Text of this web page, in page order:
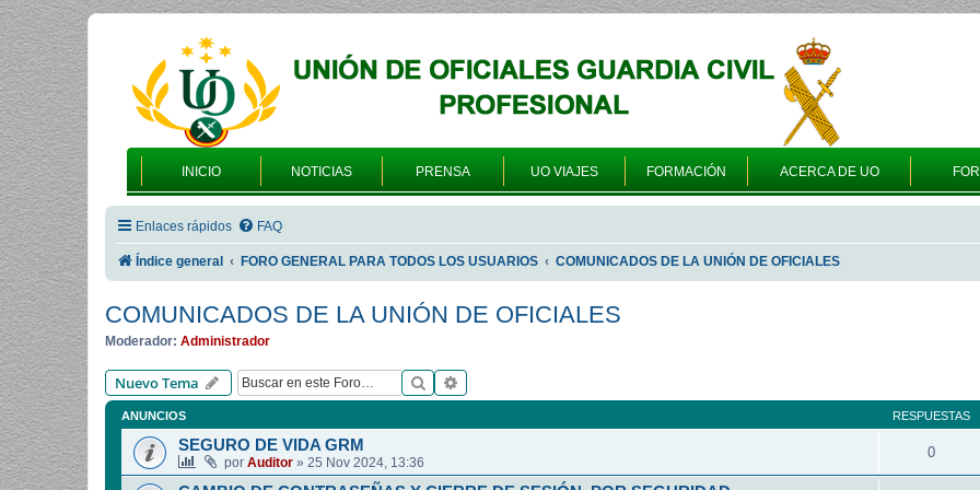
INICIO NOTICIAS PRENSA UO VIAJES FORMACIÓN ACERCA DE UO
Enlaces rápidos FAQ
Índice general FORO GENERAL PARA TODOS LOS USUARIOS COMUNICADOS DE LA UNIÓN DE OFICIALES
COMUNICADOS DE LA UNIÓN DE OFICIALES
Moderador: Administrador
Nuevo Tema Buscar
ANUNCIOS RESPUESTAS
SEGURO DE VIDA GRM
por Auditor » 25 Nov 2024, 13:36
0